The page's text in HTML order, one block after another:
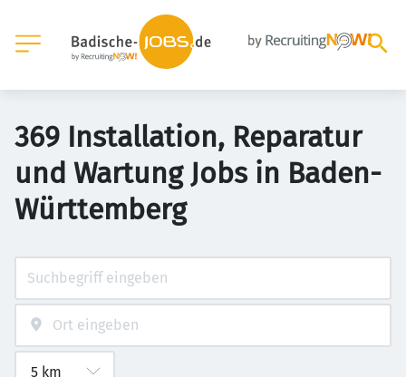
369 Installation, Reparatur
und Wartung Jobs in Baden-
Württemberg